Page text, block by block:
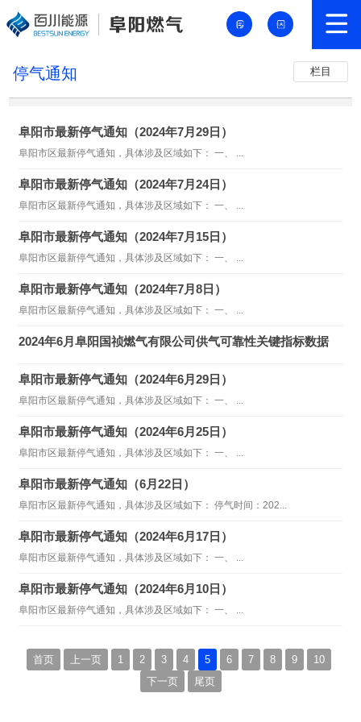
栏目
停气通知
阜阳市最新停气通知（2024年7月29日）
阜阳市区最新停气通知，具体涉及区域如下： 一、 ...
阜阳市最新停气通知（2024年7月24日）
阜阳市区最新停气通知，具体涉及区域如下： 一、 ...
阜阳市最新停气通知（2024年7月15日）
阜阳市区最新停气通知，具体涉及区域如下： 一、 ...
阜阳市最新停气通知（2024年7月8日）
阜阳市区最新停气通知，具体涉及区域如下： 一、 ...
2024年6月阜阳国祯燃气有限公司供气可靠性关键指标数据
阜阳市最新停气通知（2024年6月29日）
阜阳市区最新停气通知，具体涉及区域如下： 一、 ...
阜阳市最新停气通知（2024年6月25日）
阜阳市区最新停气通知，具体涉及区域如下： 一、 ...
阜阳市最新停气通知（6月22日）
阜阳市区最新停气通知，具体涉及区域如下： 停气时间：202...
阜阳市最新停气通知（2024年6月17日）
阜阳市区最新停气通知，具体涉及区域如下： 一、 ...
阜阳市最新停气通知（2024年6月10日）
阜阳市区最新停气通知，具体涉及区域如下： 一、 ...
首页 上一页 1 2 3 4 5 6 7 8 9
10
下一页
尾页